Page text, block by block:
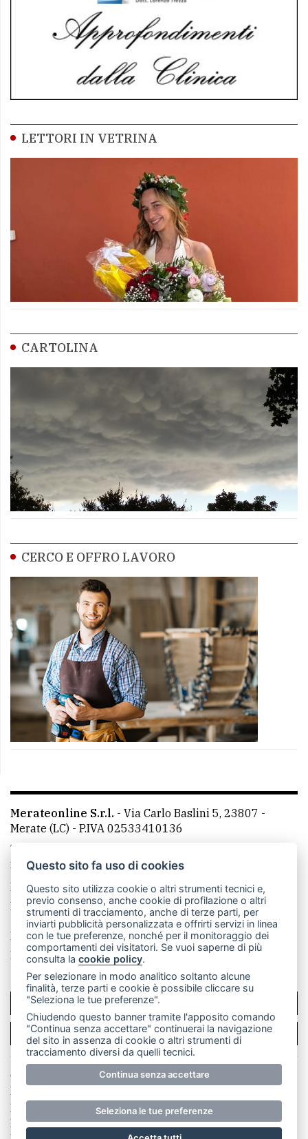
LETTORI IN VETRINA
CARTOLINA
CERCO E OFFRO LAVORO
Merateonline S.r.l. - Via Carlo Baslini 5, 23807 -
Merate (LC) - P.IVA 02533410136
Telefono:
mail: redazione@merateonline.it
La redazione
CasateOnline LeccoOnline
RSS
Made by VIP
Privacy policy
Cookie policy
Rivedi le tue scelte sui cookie
SCRIVICI
PER LA TUA PUBBLICITÀ
© Copyright Merateonline S.r.l. - Tutti i diritti riservati.
E' proibita la riproduzione e pubblicazione anche
parziale di testi, articoli e immagini senza la
preventiva autorizzazione scritta dell'editore. RI Lecco
numero Rea LC 291.277 - Capitale sociale 10.329,14 €
Questo sito fa uso di cookies
Questo sito utilizza cookie o altri strumenti tecnici e,
previo consenso, anche cookie di profilazione o altri
strumenti di tracciamento, anche di terze parti, per
inviarti pubblicità personalizzata e offrirti servizi in linea
con le tue preferenze, nonché per il monitoraggio dei
comportamenti dei visitatori. Se vuoi saperne di più
consulta lacookie policy.
Per selezionare in modo analitico soltanto alcune
finalità, terze parti e cookie è possibile cliccare su
"Seleziona le tue preferenze".
Chiudendo questo banner tramite l'apposito comando
"Continua senza accettare" continuerai la navigazione
del sito in assenza di cookie o altri strumenti di
tracciamento diversi da quelli tecnici.
Continua senza accettare
Seleziona le tue preferenze